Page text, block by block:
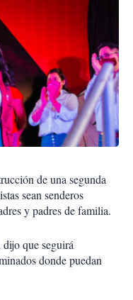
de una segunda
sean senderos
y padres de familia.
que seguirá
donde puedan